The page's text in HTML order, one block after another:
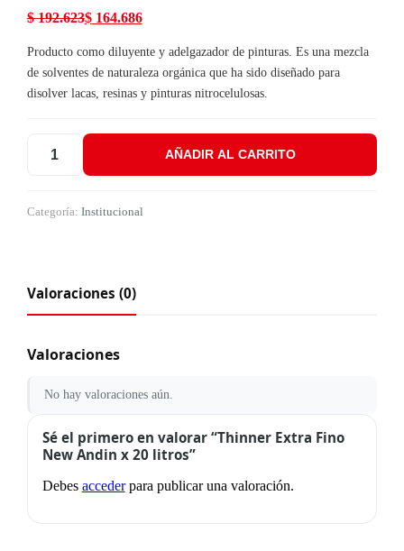
$192.623
El precio original era: $ 192.623.
$164.686
El precio actual es: $ 164.686.
Producto como diluyente y adelgazador de pinturas. Es una mezcla
de solventes de naturaleza orgánica que ha sido diseñado para
disolver lacas, resinas y pinturas nitrocelulosas.
Thinner Extra Fino New Andin x 20 litros cantidad
AÑADIR AL CARRITO
Categoría: Institucional
Valoraciones (0)
Valoraciones
No hay valoraciones aún.
Sé el primero en valorar “Thinner Extra Fino
New Andin x 20 litros”
Debes accederpara publicar una valoración.